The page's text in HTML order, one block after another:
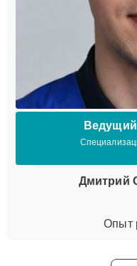
Дмитрий
Опыт